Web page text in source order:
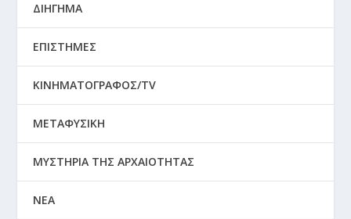
ΔΙΗΓΗΜΑ
ΕΠΙΣΤΗΜΕΣ
ΚΙΝΗΜΑΤΟΓΡΑΦΟΣ/TV
ΜΕΤΑΦΥΣΙΚΗ
ΜΥΣΤΗΡΙΑ ΤΗΣ ΑΡΧΑΙΟΤΗΤΑΣ
ΝΕΑ